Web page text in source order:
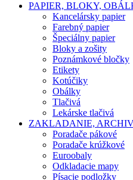
PAPIER, BLOKY,
Kancelársky papier
Farebný papier
Špeciálny papier
Bloky a zošity
Poznámkové bločky
Etikety
Kotúčiky
Obálky
Tlačivá
Lekárske tlačivá
ZAKLADANIE,
Poradače pákové
Poradače krúžkové
Euroobaly
Odkladacie mapy
Písacie podložky